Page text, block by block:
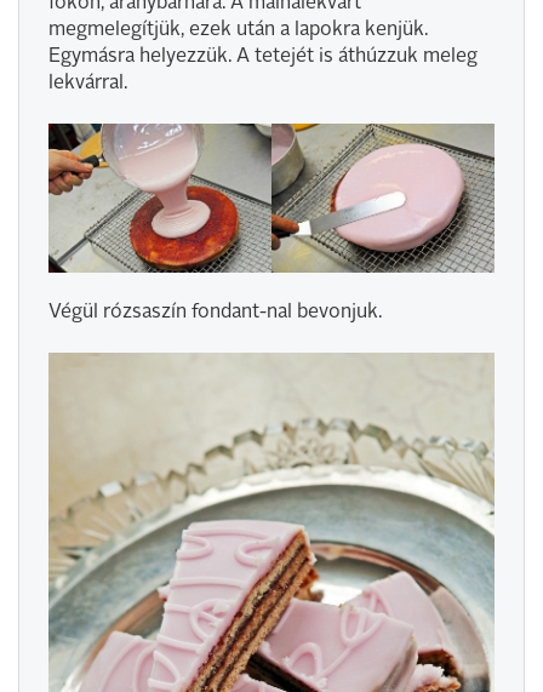
fokon, aranybarnára. A málnalekvárt
megmelegítjük, ezek után a lapokra kenjük.
Egymásra helyezzük. A tetejét is áthúzzuk meleg
lekvárral.
Végül rózsaszín fondant-nal bevonjuk.